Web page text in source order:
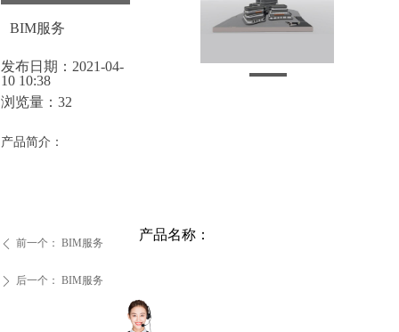
BIM服务
ꄴ 前一个： BIM服务
ꄲ 后一个： BIM服务
发布日期： 2021-04-
10 10:38
浏览量： 32
产品简介：
产品名称：